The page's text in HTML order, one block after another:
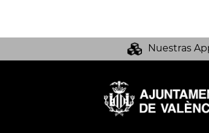
Nuestras